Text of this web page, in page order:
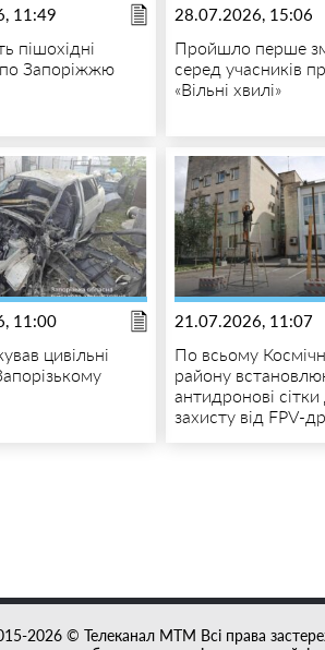
11:49
пішохідні
Запоріжжю
28.07.2026, 15:06
Пройшло перше
серед учасників
«Вільні хвилі»
11:00
цивільні
21.07.2026, 11:07
По всьому
району
антидронові
захисту від FPV-
2026 © Телеканал MTM Всі права